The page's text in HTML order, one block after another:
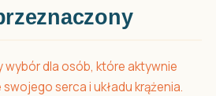
wybór dla osób, które aktywnie
serca i układu krążenia.